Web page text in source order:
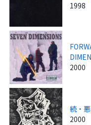
1998
2000
続・
2000